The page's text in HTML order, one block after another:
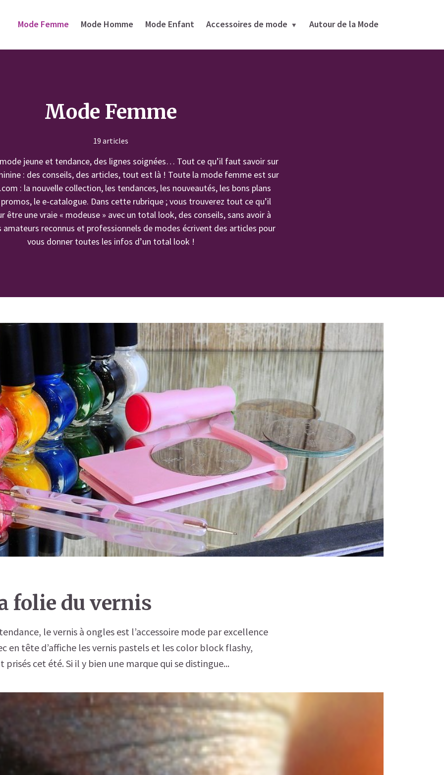
Mode Femme Mode Homme Mode Enfant Accessoires de mode Autour de la Mode
Mode Femme
19 articles
jeune et tendance, des lignes soignées… Tout ce qu’il faut savoir sur
: des conseils, des articles, tout est là ! Toute la mode femme est sur
: la nouvelle collection, les tendances, les nouveautés, les bons plans
le e-catalogue. Dans cette rubrique ; vous trouverez tout ce qu’il
être une vraie « modeuse » avec un total look, des conseils, sans avoir à
amateurs reconnus et professionnels de modes écrivent des articles pour
vous donner toutes les infos d’un total look !
folie du vernis
le vernis à ongles est l’accessoire mode par excellence
en tête d’affiche les vernis pastels et les color block flashy,
cet été. Si il y bien une marque qui se distingue...